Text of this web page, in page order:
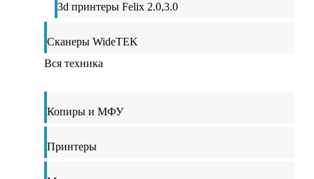
3d принтеры Felix 2.0,3.0
Сканеры WideTEK
Вся техника
Копиры и МФУ
Принтеры